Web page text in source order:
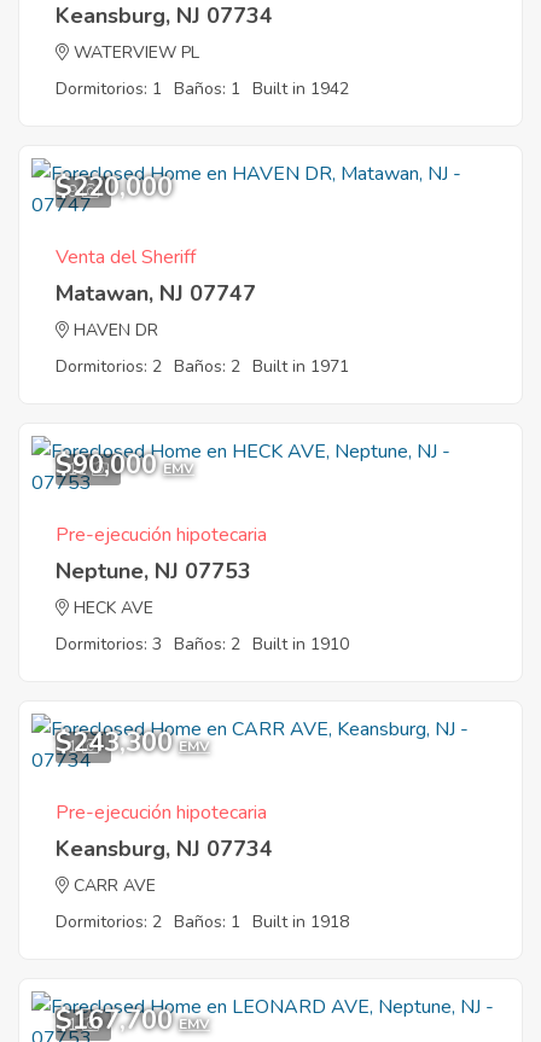
Keansburg, NJ 07734
WATERVIEW PL
Dormitorios: 1 Baños: 1 Built in 1942
9
$220,000
Venta del Sheriff
Matawan, NJ 07747
HAVEN DR
Dormitorios: 2 Baños: 2 Built in 1971
11
$90,000 EMV
Pre-ejecución hipotecaria
Neptune, NJ 07753
HECK AVE
Dormitorios: 3 Baños: 2 Built in 1910
1
$243,300 EMV
Pre-ejecución hipotecaria
Keansburg, NJ 07734
CARR AVE
Dormitorios: 2 Baños: 1 Built in 1918
1
$167,700 EMV